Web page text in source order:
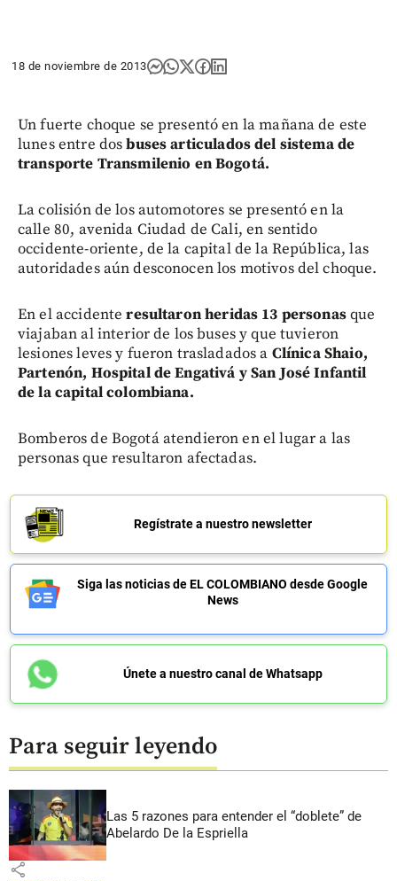
18 de noviembre de 2013
Un fuerte choque se presentó en la mañana de este
lunes entre dosbuses articulados del sistema de
transporte Transmilenio en Bogotá.
La colisión de los automotores se presentó en la
calle 80, avenida Ciudad de Cali, en sentido
occidente-oriente, de la capital de la República, las
autoridades aún desconocen los motivos del choque.
En el accidenteresultaron heridas 13 personasque
viajaban al interior de los buses y que tuvieron
lesiones leves y fueron trasladados a Clínica Shaio,
Partenón, Hospital de Engativá y San José Infantil
de la capital colombiana.
Bomberos de Bogotá atendieron en el lugar a las
personas que resultaron afectadas.
Regístrate a nuestro newsletter
Siga las noticias de EL COLOMBIANO desde Google
News
Únete a nuestro canal de Whatsapp
Para seguir leyendo
Las 5 razones para entender el “doblete” de
Abelardo De la Espriella
share